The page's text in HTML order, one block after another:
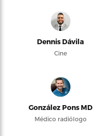
Dennis Dávila
Cine
González Pons MD
Médico radiólogo